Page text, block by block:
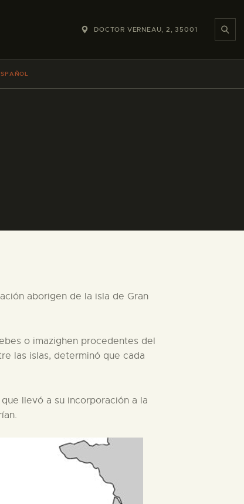
DOCTOR VERNEAU, 2, 35001
aborigen de la isla de Gran
o imazighen procedentes del
las islas, determinó que cada
llevó a su incorporación a la